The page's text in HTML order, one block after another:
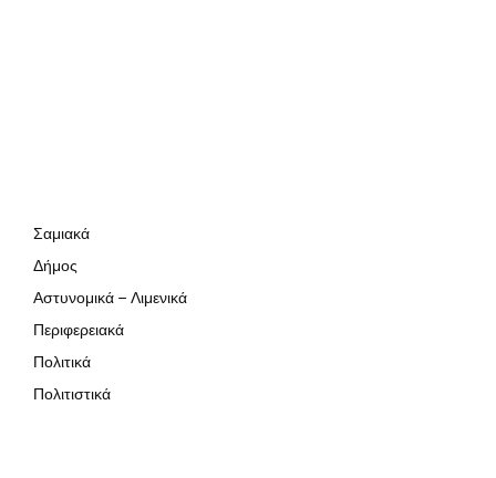
Σαμιακά
Δήμος
Αστυνομικά – Λιμενικά
Περιφερειακά
Πολιτικά
Πολιτιστικά